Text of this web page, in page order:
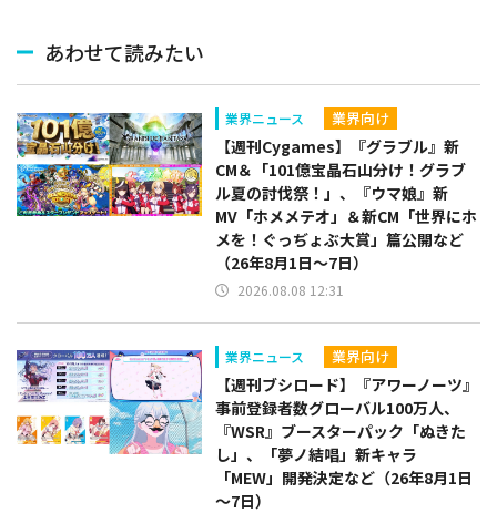
あわせて読みたい
業界ニュース 業界向け
【週刊Cygames】『グラブル』新
CM＆「101億宝晶石山分け！グラブ
ル夏の討伐祭！」、『ウマ娘』新
MV「ホメメテオ」＆新CM「世界にホ
メを！ぐっぢょぶ大賞」篇公開など
（26年8月1日～7日）
2026.08.08 12:31
業界ニュース 業界向け
【週刊ブシロード】『アワーノーツ』
事前登録者数グローバル100万人、
『WSR』ブースターパック「ぬきた
し」、「夢ノ結唱」新キャラ
「MEW」開発決定など（26年8月1日
～7日）